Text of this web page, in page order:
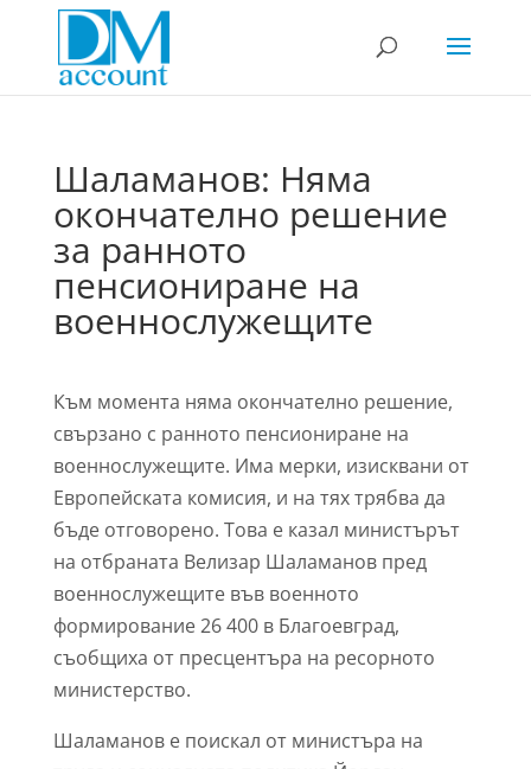
Шаламанов: Няма
окончателно решение
за ранното
пенсиониране на
военнослужещите
Към момента няма окончателно решение,
свързано с ранното пенсиониране на
военнослужещите. Има мерки, изисквани от
Европейската комисия, и на тях трябва да
бъде отговорено. Това е казал министърът
на отбраната Велизар Шаламанов пред
военнослужещите във военното
формирование 26 400 в Благоевград,
съобщиха от пресцентъра на ресорното
министерство.
Шаламанов е поискал от министъра на